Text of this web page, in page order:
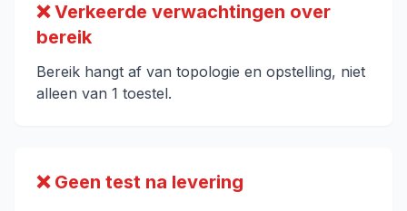
❌ Verkeerde verwachtingen over
bereik
Bereik hangt af van topologie en opstelling, niet
alleen van 1 toestel.
❌ Geen test na levering